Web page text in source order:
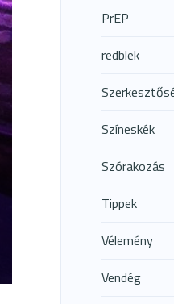
PrEP
redblek
Színeskék
Szórakozás
Tippek
Vélemény
Vendég